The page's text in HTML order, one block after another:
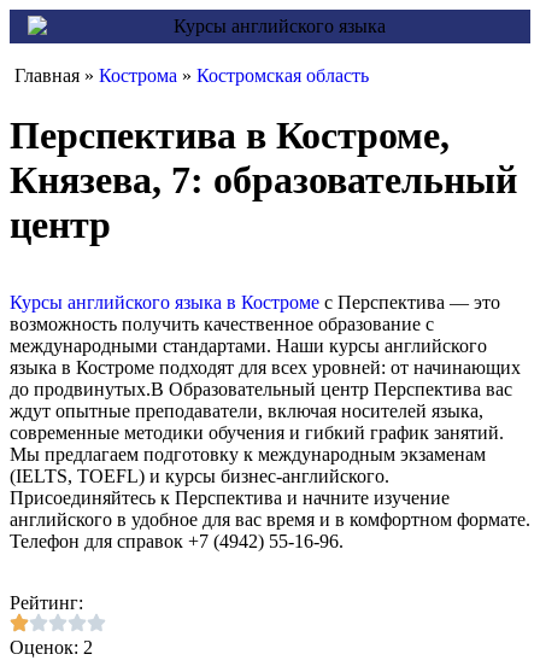
Главная » Кострома » Костромская область
Перспектива в Костроме,
Князева, 7: образовательный
центр
Курсы английского языка в Костроме с Перспектива — это
возможность получить качественное образование с
международными стандартами. Наши курсы английского
языка в Костроме подходят для всех уровней: от начинающих
до продвинутых.В Образовательный центр Перспектива вас
ждут опытные преподаватели, включая носителей языка,
современные методики обучения и гибкий график занятий.
Мы предлагаем подготовку к международным экзаменам
(IELTS, TOEFL) и курсы бизнес-английского.
Присоединяйтесь к Перспектива и начните изучение
английского в удобное для вас время и в комфортном формате.
Телефон для справок +7 (4942) 55-16-96.
Рейтинг:
Оценок: 2